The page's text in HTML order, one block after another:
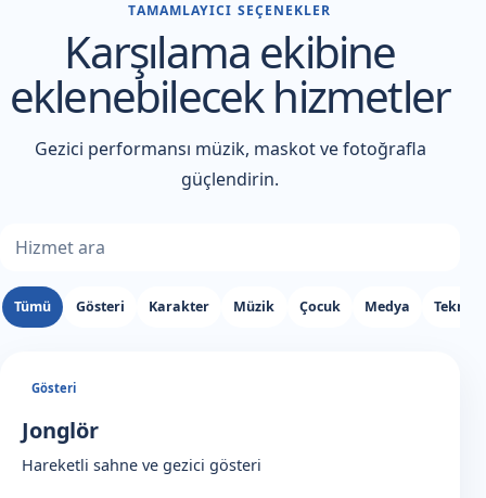
TAMAMLAYICI SEÇENEKLER
Karşılama ekibine
eklenebilecek hizmetler
Gezici performansı müzik, maskot ve fotoğrafla
güçlendirin.
Ek hizmet ara
Tümü Gösteri Karakter Müzik Çocuk Medya Teknik
Gösteri
Jonglör
Hareketli sahne ve gezici gösteri